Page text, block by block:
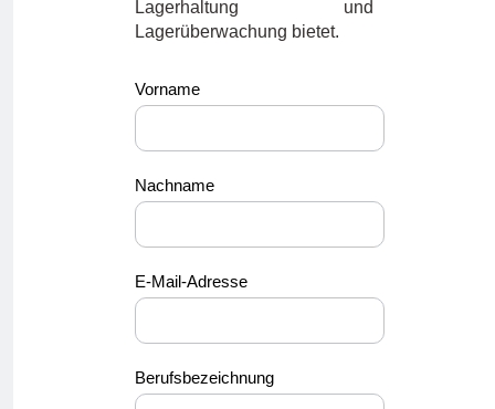
Lagerhaltung und
Lagerüberwachung bietet.
ss_german
Vorname
Nachname
E-Mail-Adresse
Berufsbezeichnung